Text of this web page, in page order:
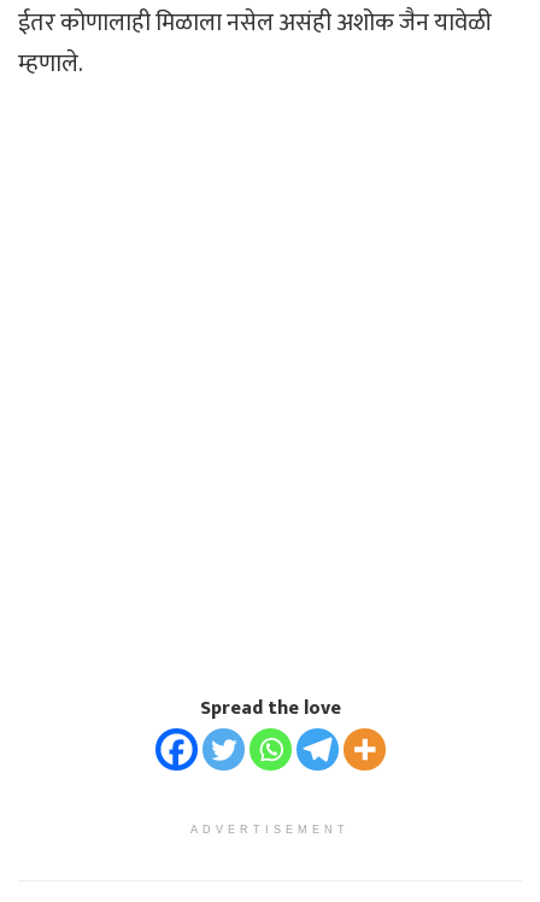
ईतर कोणालाही मिळाला नसेल असंही अशोक जैन यावेळी
म्हणाले.
Spread the love
ADVERTISEMENT